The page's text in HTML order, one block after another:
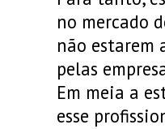
no mercado
não estarem
pelas
Em meia a
esse